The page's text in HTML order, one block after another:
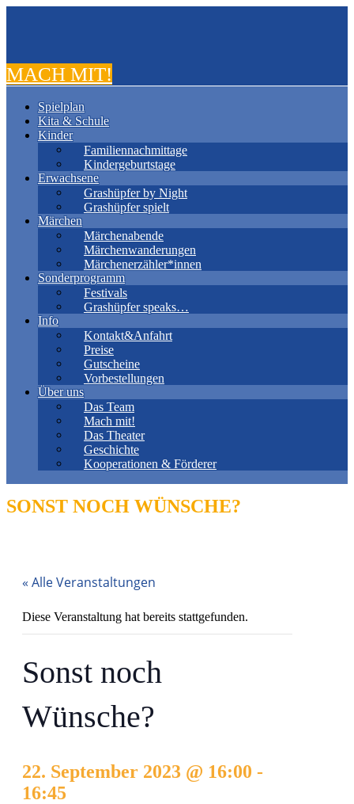
MACH MIT!
Spielplan
Kita & Schule
Kinder
Familiennachmittage
Kindergeburtstage
Erwachsene
Grashüpfer by Night
Grashüpfer spielt
Märchen
Märchenabende
Märchenwanderungen
Märchenerzähler*innen
Sonderprogramm
Festivals
Grashüpfer speaks…
Info
Kontakt&Anfahrt
Preise
Gutscheine
Vorbestellungen
Über uns
Das Team
Mach mit!
Das Theater
Geschichte
Kooperationen & Förderer
SONST NOCH WÜNSCHE?
« Alle Veranstaltungen
Diese Veranstaltung hat bereits stattgefunden.
Sonst noch
Wünsche?
22. September 2023 @ 16:00 -
16:45